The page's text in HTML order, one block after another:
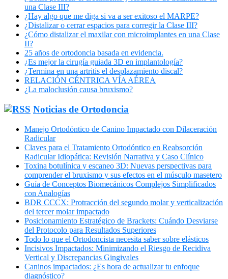
una Clase III?
¿Hay algo que me diga si va a ser exitoso el MARPE?
¿Distalizar o cerrar espacios para corregir la Clase III?
¿Cómo distalizar el maxilar con microimplantes en una Clase
II?
25 años de ortodoncia basada en evidencia.
¿Es mejor la cirugía guiada 3D en implantología?
¿Termina en una artritis el desplazamiento discal?
RELACIÓN CÉNTRICA VÍA AÉREA
¿La maloclusión causa bruxismo?
Noticias de Ortodoncia
Manejo Ortodóntico de Canino Impactado con Dilaceración
Radicular
Claves para el Tratamiento Ortodóntico en Reabsorción
Radicular Idiopática: Revisión Narrativa y Caso Clínico
Toxina botulínica y escaneo 3D: Nuevas perspectivas para
comprender el bruxismo y sus efectos en el músculo masetero
Guía de Conceptos Biomecánicos Complejos Simplificados
con Analogías
BDR CCCX: Protracción del segundo molar y verticalización
del tercer molar impactado
Posicionamiento Estratégico de Brackets: Cuándo Desviarse
del Protocolo para Resultados Superiores
Todo lo que el Ortodoncista necesita saber sobre elásticos
Incisivos Impactados: Minimizando el Riesgo de Recidiva
Vertical y Discrepancias Gingivales
Caninos impactados: ¿Es hora de actualizar tu enfoque
diagnóstico?